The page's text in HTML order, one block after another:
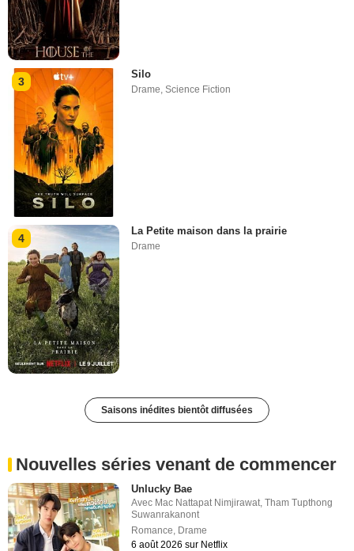
3
Silo
Drame ,Science Fiction
4
La Petite maison dans la prairie
Drame
Saisons inédites bientôt diffusées
Nouvelles séries venant de commencer
Unlucky Bae
Avec Mac Nattapat Nimjirawat,Tham Tupthong
Suwanrakanont
Romance, Drame
6 août 2026 sur Netflix